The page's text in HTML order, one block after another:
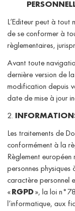
L’Editeur peut à
de se conformer à
règlementaires,
Avant toute
dernière version de
modification depuis
date de mise à jour
2.
Les traitements de
conformément à la
Règlement
personnes
caractère personnel
« RGPD », la loi
l’informatique, aux